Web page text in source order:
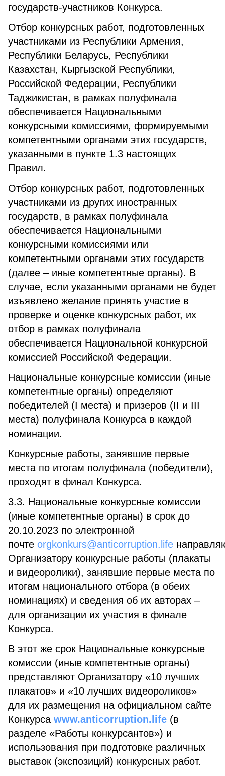
государств-участников Конкурса.
Отбор конкурсных работ, подготовленных
участниками из Республики Армения,
Республики Беларусь, Республики
Казахстан, Кыргызской Республики,
Российской Федерации, Республики
Таджикистан, в рамках полуфинала
обеспечивается Национальными
конкурсными комиссиями, формируемыми
компетентными органами этих государств,
указанными в пункте 1.3 настоящих
Правил.
Отбор конкурсных работ, подготовленных
участниками из других иностранных
государств, в рамках полуфинала
обеспечивается Национальными
конкурсными комиссиями или
компетентными органами этих государств
(далее – иные компетентные органы). В
случае, если указанными органами не будет
изъявлено желание принять участие в
проверке и оценке конкурсных работ, их
отбор в рамках полуфинала
обеспечивается Национальной конкурсной
комиссией Российской Федерации.
Национальные конкурсные комиссии (иные
компетентные органы) определяют
победителей (I места) и призеров (II и III
места) полуфинала Конкурса в каждой
номинации.
Конкурсные работы, занявшие первые
места по итогам полуфинала (победители),
проходят в финал Конкурса.
3.3. Национальные конкурсные комиссии
(иные компетентные органы) в срок до
20.10.2023 по электронной
почте orgkonkurs@anticorruption.life
Организатору конкурсные работы (плакаты
и видеоролики), занявшие первые места по
итогам национального отбора (в обеих
номинациях) и сведения об их авторах –
для организации их участия в финале
Конкурса.
В этот же срок Национальные конкурсные
комиссии (иные компетентные органы)
представляют Организатору «10 лучших
плакатов» и «10 лучших видеороликов»
для их размещения на официальном сайте
Конкурса www.anticorruption.life (в
разделе «Работы конкурсантов») и
использования при подготовке различных
выставок (экспозиций) конкурсных работ.